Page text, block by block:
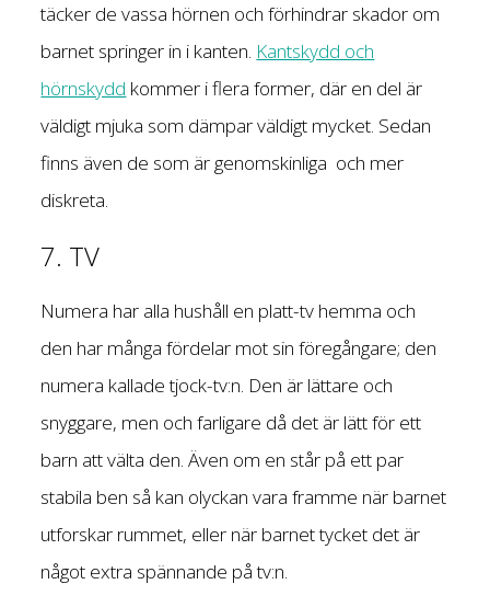
täcker de vassa hörnen och förhindrar skador om
barnet springer in i kanten. Kantskydd och
hörnskydd kommer i flera former, där en del är
väldigt mjuka som dämpar väldigt mycket. Sedan
finns även de som är genomskinliga och mer
diskreta.
7. TV
Numera har alla hushåll en platt-tv hemma och
den har många fördelar mot sin föregångare; den
numera kallade tjock-tv:n. Den är lättare och
snyggare, men och farligare då det är lätt för ett
barn att välta den. Även om en står på ett par
stabila ben så kan olyckan vara framme när barnet
utforskar rummet, eller när barnet tycket det är
något extra spännande på tv:n.